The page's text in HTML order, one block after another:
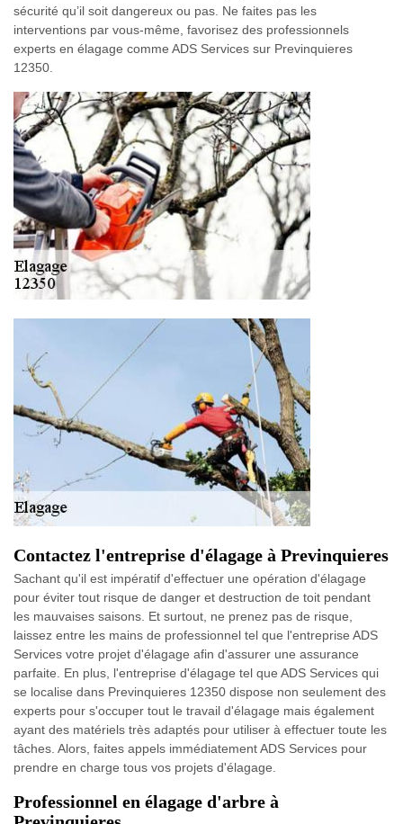
sécurité qu’il soit dangereux ou pas. Ne faites pas les
interventions par vous-même, favorisez des professionnels
experts en élagage comme ADS Services sur Previnquieres
12350.
Contactez l'entreprise d'élagage à Previnquieres
Sachant qu'il est impératif d'effectuer une opération d'élagage
pour éviter tout risque de danger et destruction de toit pendant
les mauvaises saisons. Et surtout, ne prenez pas de risque,
laissez entre les mains de professionnel tel que l'entreprise ADS
Services votre projet d'élagage afin d'assurer une assurance
parfaite. En plus, l'entreprise d'élagage tel que ADS Services qui
se localise dans Previnquieres 12350 dispose non seulement des
experts pour s'occuper tout le travail d'élagage mais également
ayant des matériels très adaptés pour utiliser à effectuer toute les
tâches. Alors, faites appels immédiatement ADS Services pour
prendre en charge tous vos projets d'élagage.
Professionnel en élagage d'arbre à